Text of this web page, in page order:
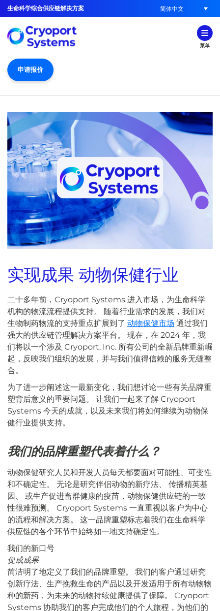
生命科学综合供应链解决方案 简体中文
菜单
申请报价
实现成果 动物保健行业
二十多年前，Cryoport Systems 进入市场，为生命科学
机构的物流流程提供支持。 随着行业需求的发展，我们对
生物制药物流的支持重点扩展到了 动物保健市场 通过我们
强大的供应链管理解决方案平台。 现在，在 2024 年，我
们将以一个涉及 Cryoport, Inc. 所有公司的全新品牌重新崛
起，反映我们组织的发展，并与我们值得信赖的服务无缝整
合。
为了进一步阐述这一最新变化，我们想讨论一些有关品牌重
塑背后意义的重要问题。 让我们一起来了解 Cryoport
Systems 今天的成就，以及未来我们将如何继续为动物保
健行业提供支持。
我们的品牌重塑代表着什么？
动物保健研究人员和开发人员每天都要面对可能性、可变性
和不确定性。 无论是研究伴侣动物的新疗法、 传播精英基
因、 或生产促进畜群健康的疫苗，动物保健供应链的一致
性很难预测。 Cryoport Systems 一直重视以客户为中心
的流程和解决方案。 这一品牌重塑标志着我们在生命科学
供应链的各个环节中始终如一地支持确定性。
我们的新口号
促成成果
简洁明了地定义了我们的品牌重塑。 我们的客户通过研究
创新疗法、生产挽救生命的产品以及开发适用于所有动物物
种的新药，为未来的动物持续健康提供了保障。 Cryoport
Systems 协助我们的客户完成他们的个人旅程，为他们的